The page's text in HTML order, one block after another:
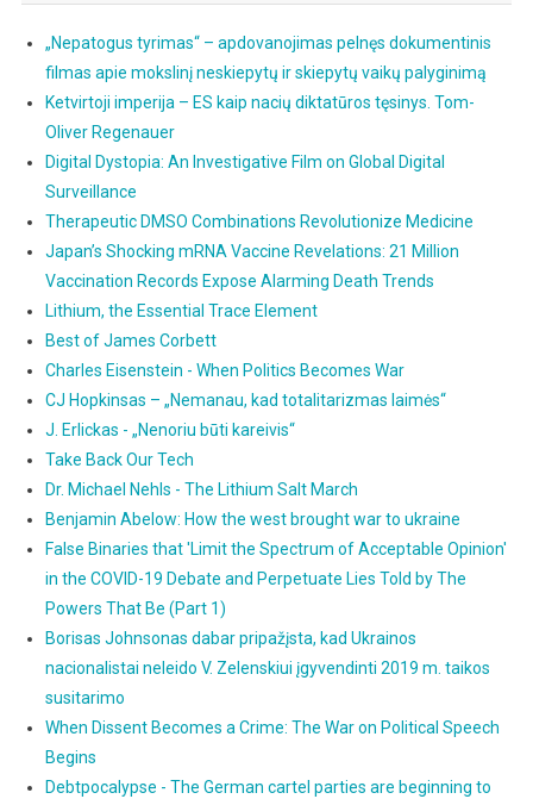
„Nepatogus tyrimas“ – apdovanojimas pelnęs dokumentinis
filmas apie mokslinį neskiepytų ir skiepytų vaikų palyginimą
Ketvirtoji imperija – ES kaip nacių diktatūros tęsinys. Tom-
Oliver Regenauer
Digital Dystopia: An Investigative Film on Global Digital
Surveillance
Therapeutic DMSO Combinations Revolutionize Medicine
Japan’s Shocking mRNA Vaccine Revelations: 21 Million
Vaccination Records Expose Alarming Death Trends
Lithium, the Essential Trace Element
Best of James Corbett
Charles Eisenstein - When Politics Becomes War
CJ Hopkinsas – „Nemanau, kad totalitarizmas laimės“
J. Erlickas - „Nenoriu būti kareivis“
Take Back Our Tech
Dr. Michael Nehls - The Lithium Salt March
Benjamin Abelow: How the west brought war to ukraine
False Binaries that 'Limit the Spectrum of Acceptable Opinion'
in the COVID-19 Debate and Perpetuate Lies Told by The
Powers That Be (Part 1)
Borisas Johnsonas dabar pripažįsta, kad Ukrainos
nacionalistai neleido V. Zelenskiui įgyvendinti 2019 m. taikos
susitarimo
When Dissent Becomes a Crime: The War on Political Speech
Begins
Debtpocalypse - The German cartel parties are beginning to